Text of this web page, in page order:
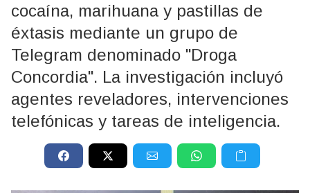
cocaína, marihuana y pastillas de
éxtasis mediante un grupo de
Telegram denominado "Droga
Concordia". La investigación incluyó
agentes reveladores, intervenciones
telefónicas y tareas de inteligencia.